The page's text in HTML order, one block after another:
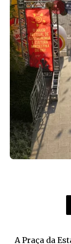
A Praça da